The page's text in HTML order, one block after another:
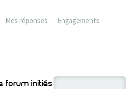
Mes réponses Engagements
forum initiés